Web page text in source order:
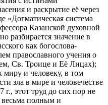
и раскрытие её через
«Догматическая система
Казанской духовной
разбирается значение в
как богослова-
православного учения о
Св. Троице и Её Лицах);
и человеку, в том
зла в мире и человечестве
этот труд до сих пор не
весьма полным и